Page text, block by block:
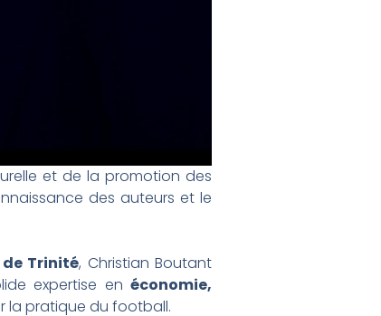
et de la promotion des
des auteurs et le
de Trinité, Christian Boutant
expertise en économie,
la pratique du football.